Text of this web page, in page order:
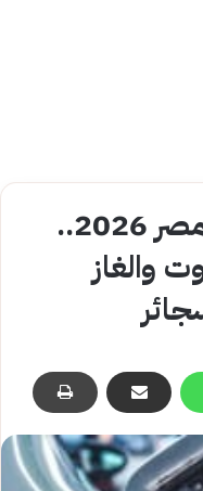
أسعار البنزين اليوم في مصر 2026..
والغاز